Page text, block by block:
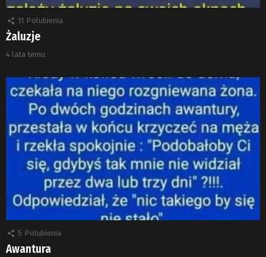
11 Polubienia
Żaluzje
4 lata temu
5 Polubienia
Awantura